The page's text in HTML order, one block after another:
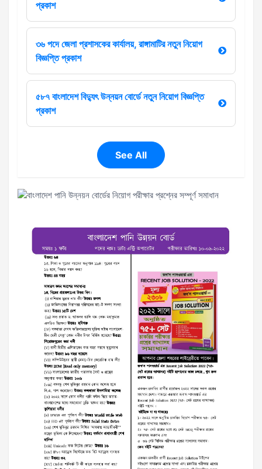
প্রকাশ
৩৬ পদে জেলা প্রশাসকের কার্যালয়, রাঙ্গামাটির নতুন নিয়োগ
বিজ্ঞপ্তি প্রকাশ
৫৮৭ বাংলাদেশ বিদ্যুৎ উন্নয়ন বোর্ডে নতুন নিয়োগ বিজ্ঞপ্তি
প্রকাশ
See All